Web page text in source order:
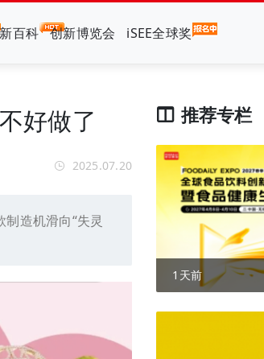
百科 创新博览会 iSEE全球奖
好做了
2025.07.20
造机滑向“失灵
推荐专栏
1天前